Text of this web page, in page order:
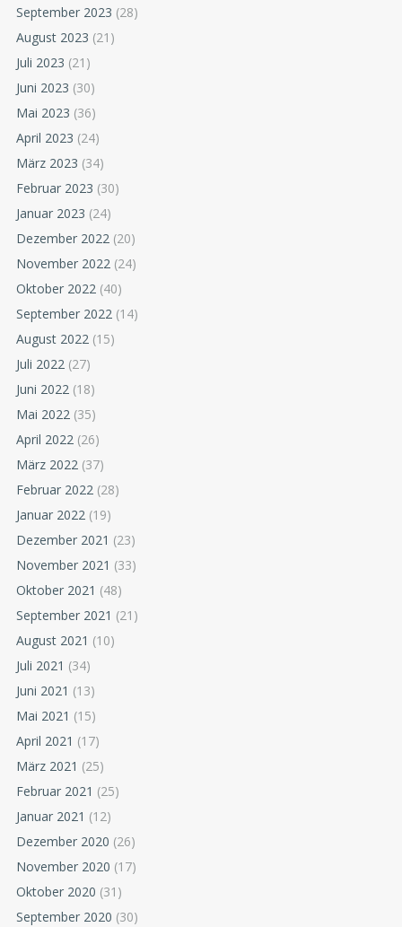
September 2023 (28)
August 2023 (21)
Juli 2023 (21)
Juni 2023 (30)
Mai 2023 (36)
April 2023 (24)
März 2023 (34)
Februar 2023 (30)
Januar 2023 (24)
Dezember 2022 (20)
November 2022 (24)
Oktober 2022 (40)
September 2022 (14)
August 2022 (15)
Juli 2022 (27)
Juni 2022 (18)
Mai 2022 (35)
April 2022 (26)
März 2022 (37)
Februar 2022 (28)
Januar 2022 (19)
Dezember 2021 (23)
November 2021 (33)
Oktober 2021 (48)
September 2021 (21)
August 2021 (10)
Juli 2021 (34)
Juni 2021 (13)
Mai 2021 (15)
April 2021 (17)
März 2021 (25)
Februar 2021 (25)
Januar 2021 (12)
Dezember 2020 (26)
November 2020 (17)
Oktober 2020 (31)
September 2020 (30)